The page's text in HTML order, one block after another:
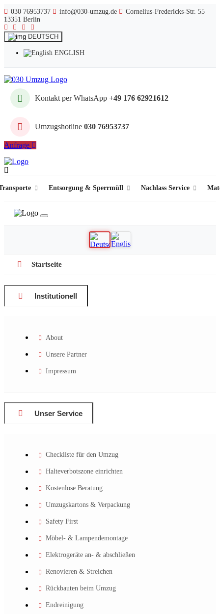
030 76953737 info@030-umzug.de
Cornelius-Fredericks-Str. 55
13351 Berlin
DEUTSCH
ENGLISH
Kontakt per WhatsApp +49 176 62921612
Umzugshotline 030 76953737
Anfrage
Entsorgung & Sperrmüll Nachlass Service
Startseite
Institutionell
About
Unsere Partner
Impressum
Unser Service
Checkliste für den Umzug
Halteverbotszone einrichten
Kostenlose Beratung
Umzugskartons & Verpackung
Safety First
Möbel- & Lampendemontage
Elektrogeräte an- & abschließen
Renovieren & Streichen
Rückbauten beim Umzug
Endreinigung